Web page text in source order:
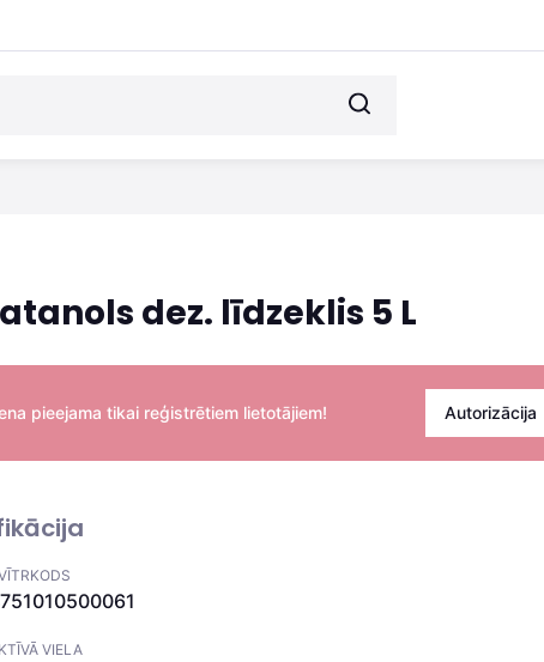
dez. līdzeklis 5 L
pieejama tikai reģistrētiem lietotājiem! Autorizācija
VIELA